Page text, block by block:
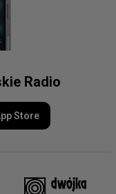
Radio
Store